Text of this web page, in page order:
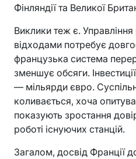
Фінляндії та Великої
Виклики теж є.
відходами потребує
французька система
зменшує обсяги.
— мільярди євро.
коливається, хоча
показують зростання
роботі існуючих станцій.
Загалом, досвід Франції